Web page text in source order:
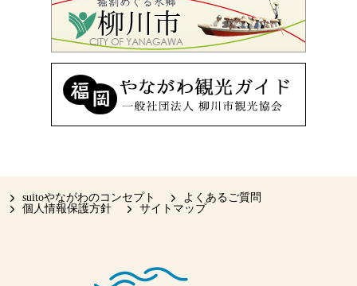
suitoやながわのコンセプト
よくあるご質問
個人情報保護方針
サイトマップ